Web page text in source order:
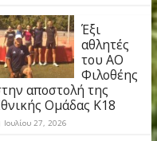
του
Φιλοθέης στη
συνάντηση Ελλάς-
Κύπρος
Ιουλίου 30, 2026